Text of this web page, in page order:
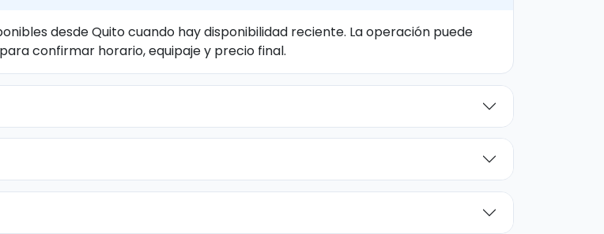
desde Quito cuando hay disponibilidad reciente. La operación puede
confirmar horario, equipaje y precio final.